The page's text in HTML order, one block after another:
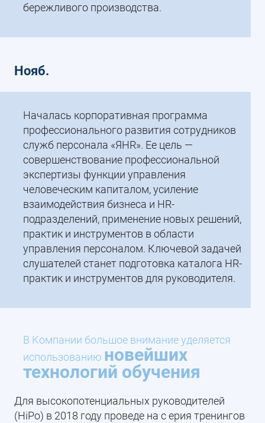
бережливого производства.
Нояб.
Началась корпоративная программа
профессионального развития сотрудников
служб персонала «ЯHR». Ее цель —
совершенствование профессиональной
экспертизы функции управления
человеческим капиталом, усиление
взаимодействия бизнеса и HR-
подразделений, применение новых решений,
практик и инструментов в области
управления персоналом. Ключевой задачей
слушателей станет подготовка каталога HR-
практик и инструментов для руководителя.
В Компании большое внимание уделяется
использованию новейших
технологий обучения
Для высокопотенциальных руководителей
(HiPo) в 2018 году проведе на с ерия тренингов